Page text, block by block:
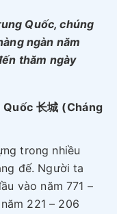
Quốc, chúng
ngàn năm
thăm ngày
长城 (Cháng
trong nhiều
đế. Người ta
vào năm 771 –
221 – 206